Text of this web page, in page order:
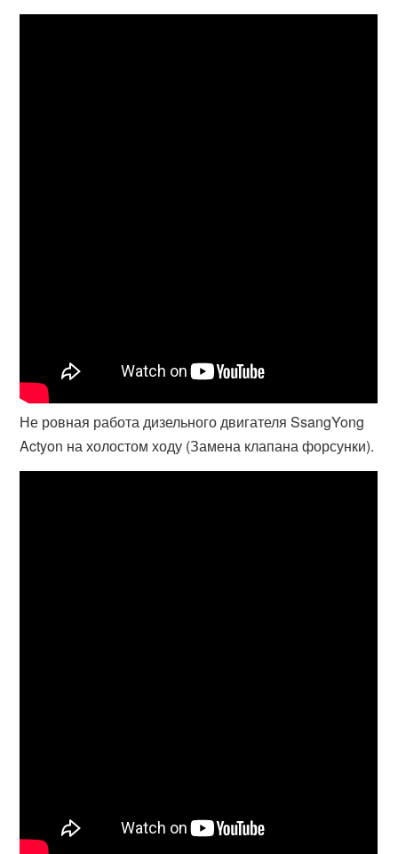
Не ровная работа дизельного двигателя SsangYong
Actyon на холостом ходу (Замена клапана форсунки).